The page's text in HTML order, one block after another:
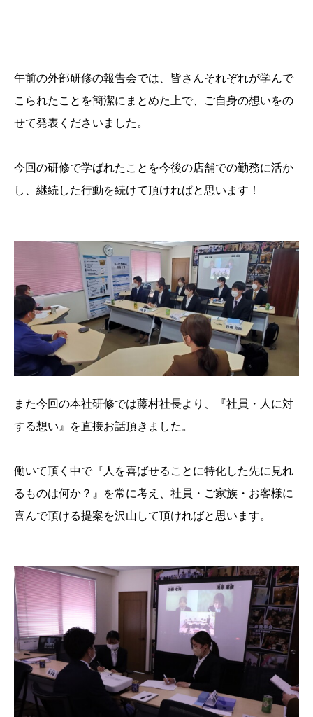
午前の外部研修の報告会では、皆さんそれぞれが学んで
こられたことを簡潔にまとめた上で、ご自身の想いをの
せて発表くださいました。
今回の研修で学ばれたことを今後の店舗での勤務に活か
し、継続した行動を続けて頂ければと思います！
また今回の本社研修では藤村社長より、『社員・人に対
する想い』を直接お話頂きました。
働いて頂く中で『人を喜ばせることに特化した先に見れ
るものは何か？』を常に考え、社員・ご家族・お客様に
喜んで頂ける提案を沢山して頂ければと思います。